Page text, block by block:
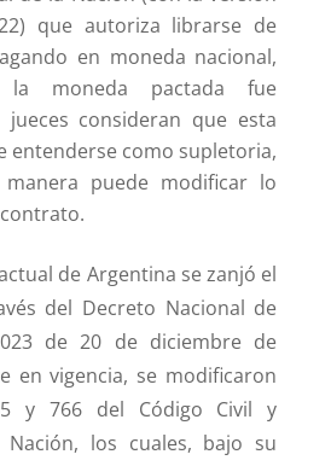
que autoriza librarse de
en moneda nacional,
la moneda pactada fue
jueces consideran que esta
entenderse como supletoria,
puede modificar lo
de Argentina se zanjó el
del Decreto Nacional de
de 20 de diciembre de
en vigencia, se modificaron
y 766 del Código Civil y
los cuales, bajo su